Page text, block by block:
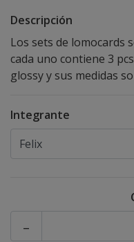
Descripción
Los sets de lomocards
cada uno contiene 3
glossy y sus medidas
Integrante
-